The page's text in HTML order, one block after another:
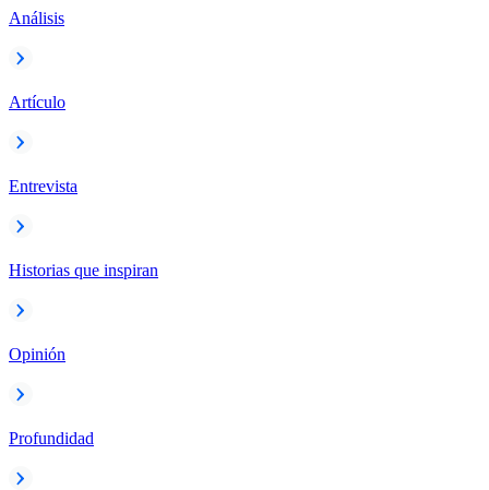
Análisis
Artículo
Entrevista
Historias que inspiran
Opinión
Profundidad